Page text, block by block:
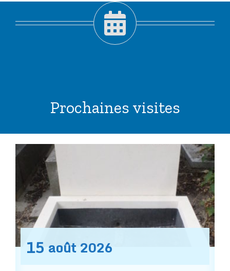
Prochaines visites
15 août 2026